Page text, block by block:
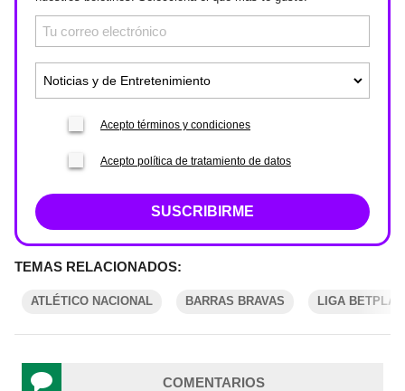
Acepto términos y condiciones
Acepto política de tratamiento de datos
SUSCRIBIRME
TEMAS RELACIONADOS:
ATLÉTICO NACIONAL BARRAS BRAVAS LIGA BETPLAY
COMENTARIOS